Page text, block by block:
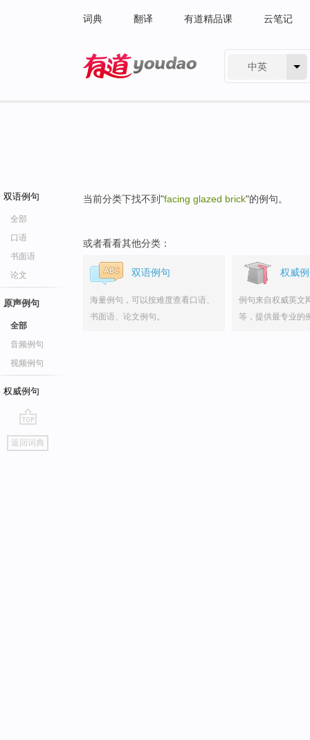
词典 翻译 有道精品课 云笔记
中英
双语例句
全部
口语
书面语
论文
原声例句
全部
音频例句
视频例句
权威例句
go
top
返回词典
当前分类下找不到"facing glazed brick"的例句。
或者看看其他分类：
双语例句
海量例句，可以按难度查看口语、
书面语、论文例句。
权威
例句来自权威英文
等，提供最专业的